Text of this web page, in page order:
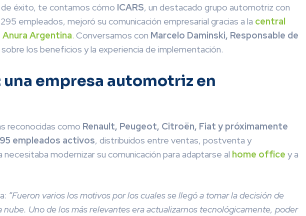
éxito, te contamos cómo ICARS, un destacado grupo automotriz con
empleados, mejoró su comunicación empresarial gracias a la central
Anura Argentina. Conversamos con Marcelo Daminski, Responsable de
sobre los beneficios y la experiencia de implementación.
una empresa automotriz en
reconocidas como Renault, Peugeot, Citroën, Fiat y próximamente
empleados activos, distribuidos entre ventas, postventa y
necesitaba modernizar su comunicación para adaptarse al home office y a
“Fueron varios los motivos por los cuales se llegó a tomar la decisión de
nube. Uno de los más relevantes era actualizarnos tecnológicamente, poder